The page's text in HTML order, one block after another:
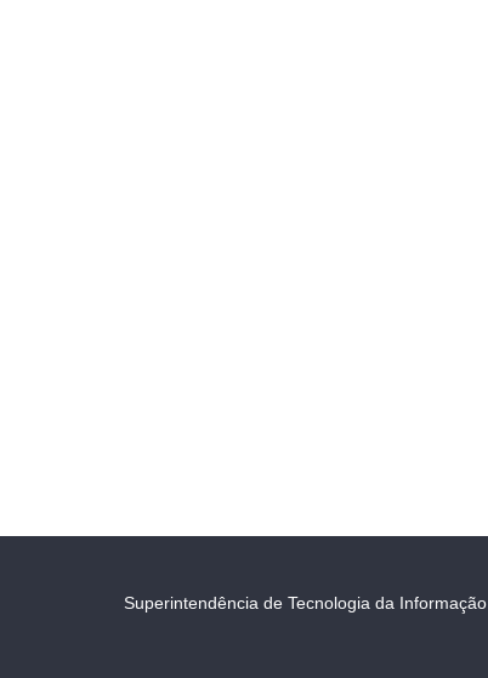
Superintendência de Tecnologia da Informação